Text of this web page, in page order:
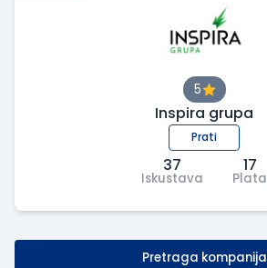
5
Inspira grupa
Prati
37
Iskustava
17
Plata
Pretraga kompanija